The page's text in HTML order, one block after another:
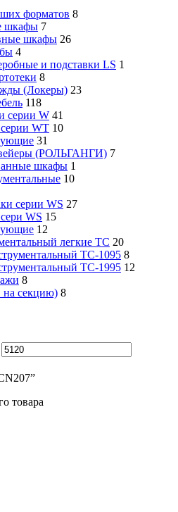
форматов 8
шкафы 7
шкафы 26
4
и подставки LS 1
8
(Локеры) 23
118
серии W 41
WT 10
31
(РОЛЬГАНГИ) 7
шкафы 1
10
серии WS 27
WS 15
12
легкие ТС 20
TC-1095 8
TC-1995 12
8
на секцию) 8
Максимальная
цена
товара